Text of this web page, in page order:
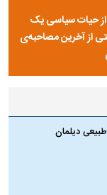
از حیات سیاسی یک
از آخرین مصاحبه‌ی
دیلمان